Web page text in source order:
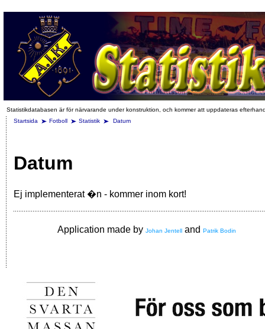
Statistikdatabasen är för närvarande under konstruktion, och kommer att uppdateras
Startsida
Fotboll Statistik Datum
Datum
Ej implementerat �n - kommer inom kort!
Application made by Johan Jentell and Patrik Bodin